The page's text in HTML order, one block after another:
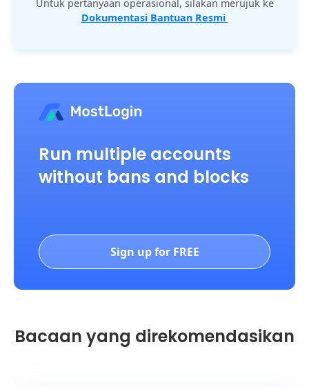
Untuk pertanyaan operasional, silakan merujuk ke
Dokumentasi Bantuan Resmi
Run multiple accounts
without bans and blocks
Sign up for FREE
Bacaan yang direkomendasikan